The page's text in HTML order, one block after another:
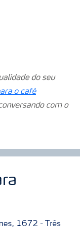
do seu
o café
com o
1672 - Três